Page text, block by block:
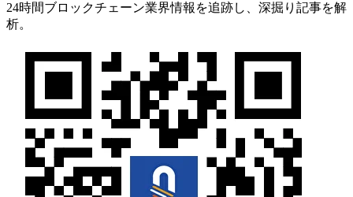
24時間ブロックチェーン業界情報を追跡し、深掘り記事を解
析。